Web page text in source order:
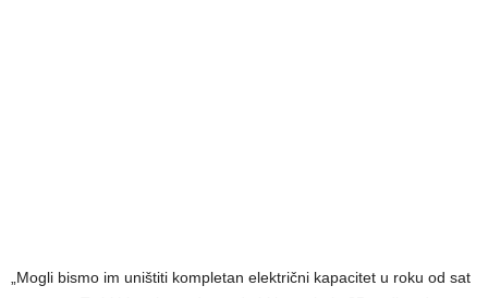
„Mogli bismo im uništiti kompletan električni kapacitet u roku od sat